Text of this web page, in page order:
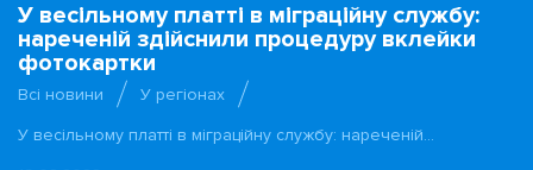
У весільному платті в міграційну службу:
нареченій здійснили процедуру вклейки
фотокартки
Всі новини
У регіонах
У весільному платті в міграційну службу: нареченій…